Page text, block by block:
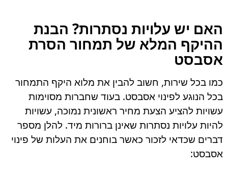
האם יש עלויות נסתרות? הבנת
ההיקף המלא של תמחור הסרת
אסבסט
כמו בכל שירות, חשוב להבין את מלוא היקף התמחור
בכל הנוגע לפינוי אסבסט. בעוד שחברות מסוימות
עשויות להציע הצעת מחיר ראשונית נמוכה, עשויות
להיות עלויות נסתרות שאינן ברורות מיד. להלן מספר
דברים שכדאי לזכור כאשר בוחנים את העלות של פינוי
אסבסט: